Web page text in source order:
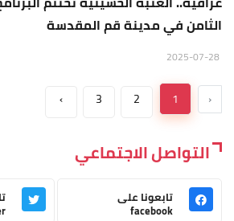
الثامن في مدينة قم المقدسة
‹
1
2
3
›
التواصل الاجتماعي
تابعونا على
facebook